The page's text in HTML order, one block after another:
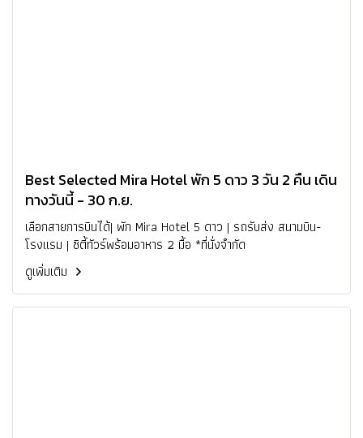
Best Selected Mira Hotel พัก 5 ดาว 3 วัน 2 คืน เดิน
ทางวันนี้ - 30 ก.ย.
เลือกสายการบินได้| พัก Mira Hotel 5 ดาว | รถรับส่ง สนามบิน-
โรงแรม | ซิตี้ทัวร์พร้อมอาหาร 2 มื้อ *ที่นั่งจำกัด
ดูเพิ่มเติม